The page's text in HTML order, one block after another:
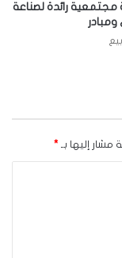
رائدة لصناعة
مشار إليها بـ *